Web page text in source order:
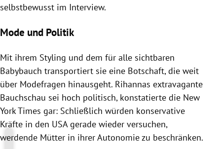
selbstbewusst im Interview.
Mode und Politik
Mit ihrem Styling und dem für alle sichtbaren
Babybauch transportiert sie eine Botschaft, die weit
über Modefragen hinausgeht. Rihannas extravagante
Bauchschau sei hoch politisch, konstatierte die New
York Times gar: Schließlich würden konservative
Kräfte in den USA gerade wieder versuchen,
werdende Mütter in ihrer Autonomie zu beschränken.